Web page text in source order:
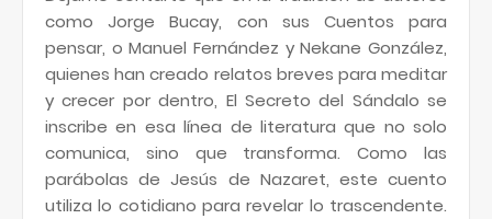
como Jorge Bucay, con sus Cuentos para
pensar, o Manuel Fernández y Nekane González,
quienes han creado relatos breves para meditar
y crecer por dentro, El Secreto del Sándalo se
inscribe en esa línea de literatura que no solo
comunica, sino que transforma. Como las
parábolas de Jesús de Nazaret, este cuento
utiliza lo cotidiano para revelar lo trascendente.